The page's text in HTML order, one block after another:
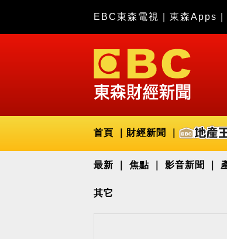
EBC東森電視 東森Apps
首頁 財經新聞
最新 焦點 影音新聞
其它